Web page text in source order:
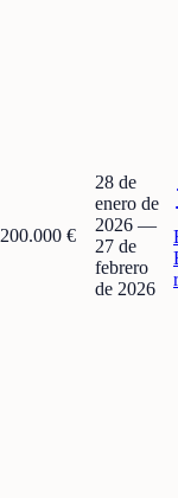
200.000 €
28 de
enero de
2026 —
27 de
febrero
de 2026